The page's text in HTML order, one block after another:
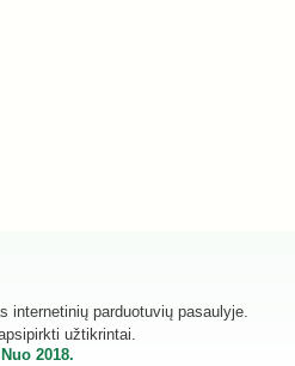
internetinių parduotuvių pasaulyje.
užtikrintai.
2018.